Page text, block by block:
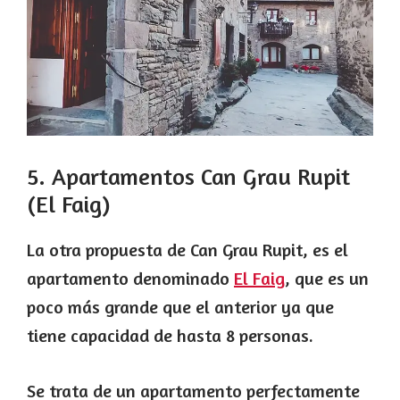
5. Apartamentos Can Grau Rupit
(El Faig)
La otra propuesta de Can Grau Rupit, es el
apartamento denominado El Faig, que es un
poco más grande que el anterior ya que
tiene capacidad de hasta 8 personas.
Se trata de un apartamento perfectamente